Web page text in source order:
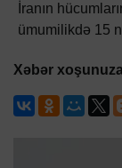
İranın
ümumilikdə 15
Xəbər